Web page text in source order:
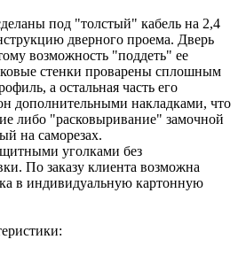
под "толстый" кабель на 2,4
дверного проема. Дверь
возможность "поддеть" ее
стенки проварены сплошным
а остальная часть его
дополнительными накладками, что
либо "расковыривание" замочной
на саморезах.
уголками без
По заказу клиента возможна
в индивидуальную картонную